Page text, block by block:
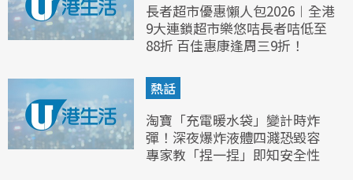
長者超市優惠懶人包2026︱全港
9大連鎖超市樂悠咭長者咭低至
88折 百佳惠康逢周三9折！
熱話
淘寶「充電暖水袋」變計時炸
彈！深夜爆炸液體四濺恐毀容
專家教「捏一捏」即知安全性